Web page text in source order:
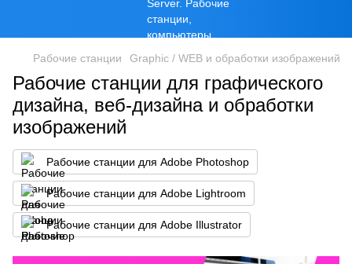
Рабочие станции Graphic / WEB и обработки изображений
Рабочие станции для графического
дизайна, веб-дизайна и обработки
изображений
Рабочие станции для Adobe Photoshop
Рабочие станции для Adobe Lightroom
Рабочие станции для Adobe Illustrator